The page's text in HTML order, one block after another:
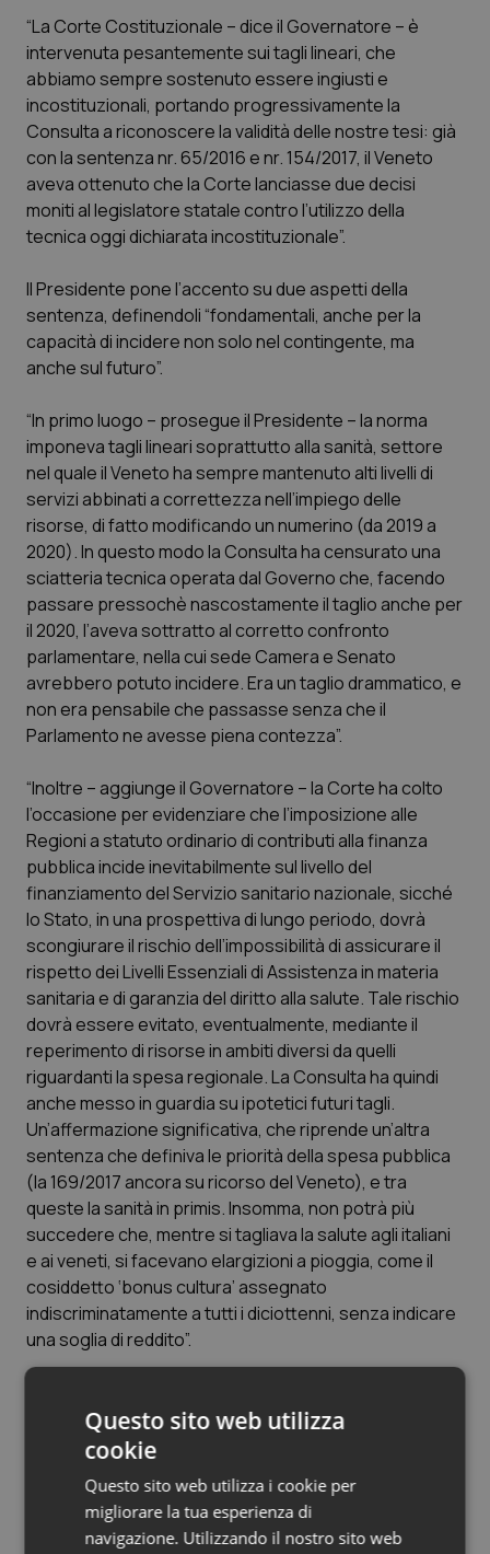
Basilicata
Calabria
Campania
Emilia-Romagna
Lazio
Lombardia
Marche
Molise
Piemonte
Provincia Autonoma di Bolzano
Provincia Autonoma di Trento
Puglia
Sardegna
Sicilia
Toscana
Umbria
Valle D’Aosta
Veneto
Artrite & artrosi
Asma & BPCO
Car-T
Colesterolo & coronaropatie
Diabete & glucometri
Dolore
Donna & Salute
Epatiti
HIV
Infezioni & Febbre
Ipertensione & Scompenso
Malattie rare
Malattia di Crohn & Rettocolite Ulcerosa
Neuroscienze & patologie neurodegenerative
Obesità
Oftalmologia
Oncodermatologia
Oncoematologia
Oncologia & Nutrizione
Psoriasi & pelle
Quotidiano Cardiologia
Quotidiano Chirurgia
Quotidiano Oncologia
Quotidiano Pediatria
Rene & patologie urogenitali
QS Club Newsletter
“La Corte Costituzionale – dice il Governatore – è
intervenuta pesantemente sui tagli lineari, che
abbiamo sempre sostenuto essere ingiusti e
incostituzionali, portando progressivamente la
Consulta a riconoscere la validità delle nostre tesi: già
con la sentenza nr. 65/2016 e nr. 154/2017, il Veneto
aveva ottenuto che la Corte lanciasse due decisi
moniti al legislatore statale contro l’utilizzo della
tecnica oggi dichiarata incostituzionale”.
Il Presidente pone l’accento su due aspetti della
sentenza, definendoli “fondamentali, anche per la
capacità di incidere non solo nel contingente, ma
anche sul futuro”.
“In primo luogo – prosegue il Presidente – la norma
imponeva tagli lineari soprattutto alla sanità, settore
nel quale il Veneto ha sempre mantenuto alti livelli di
servizi abbinati a correttezza nell’impiego delle
risorse, di fatto modificando un numerino (da 2019 a
2020). In questo modo la Consulta ha censurato una
sciatteria tecnica operata dal Governo che, facendo
passare pressochè nascostamente il taglio anche per
il 2020, l’aveva sottratto al corretto confronto
parlamentare, nella cui sede Camera e Senato
avrebbero potuto incidere. Era un taglio drammatico, e
non era pensabile che passasse senza che il
Parlamento ne avesse piena contezza”.
“Inoltre – aggiunge il Governatore – la Corte ha colto
l’occasione per evidenziare che l’imposizione alle
Regioni a statuto ordinario di contributi alla finanza
pubblica incide inevitabilmente sul livello del
finanziamento del Servizio sanitario nazionale, sicché
lo Stato, in una prospettiva di lungo periodo, dovrà
scongiurare il rischio dell’impossibilità di assicurare il
rispetto dei Livelli Essenziali di Assistenza in materia
sanitaria e di garanzia del diritto alla salute. Tale rischio
dovrà essere evitato, eventualmente, mediante il
reperimento di risorse in ambiti diversi da quelli
riguardanti la spesa regionale. La Consulta ha quindi
anche messo in guardia su ipotetici futuri tagli.
Un’affermazione significativa, che riprende un’altra
sentenza che definiva le priorità della spesa pubblica
(la 169/2017 ancora su ricorso del Veneto), e tra
queste la sanità in primis. Insomma, non potrà più
succedere che, mentre si tagliava la salute agli italiani
e ai veneti, si facevano elargizioni a pioggia, come il
cosiddetto ‘bonus cultura’ assegnato
indiscriminatamente a tutti i diciottenni, senza indicare
una soglia di reddito”.
ha confermato, se ancora ce ne fosse stato bisogno,
che, quando le risorse scarseggiano, va privilegiata la
nostra Costituzione cita esplicitamente il diritto alla
salute. E’ una battaglia di equità vinta, che ha visto il
Questo sito web utilizza
cookie
Questo sito web utilizza i cookie per
migliorare la tua esperienza di
navigazione. Utilizzando il nostro sito web